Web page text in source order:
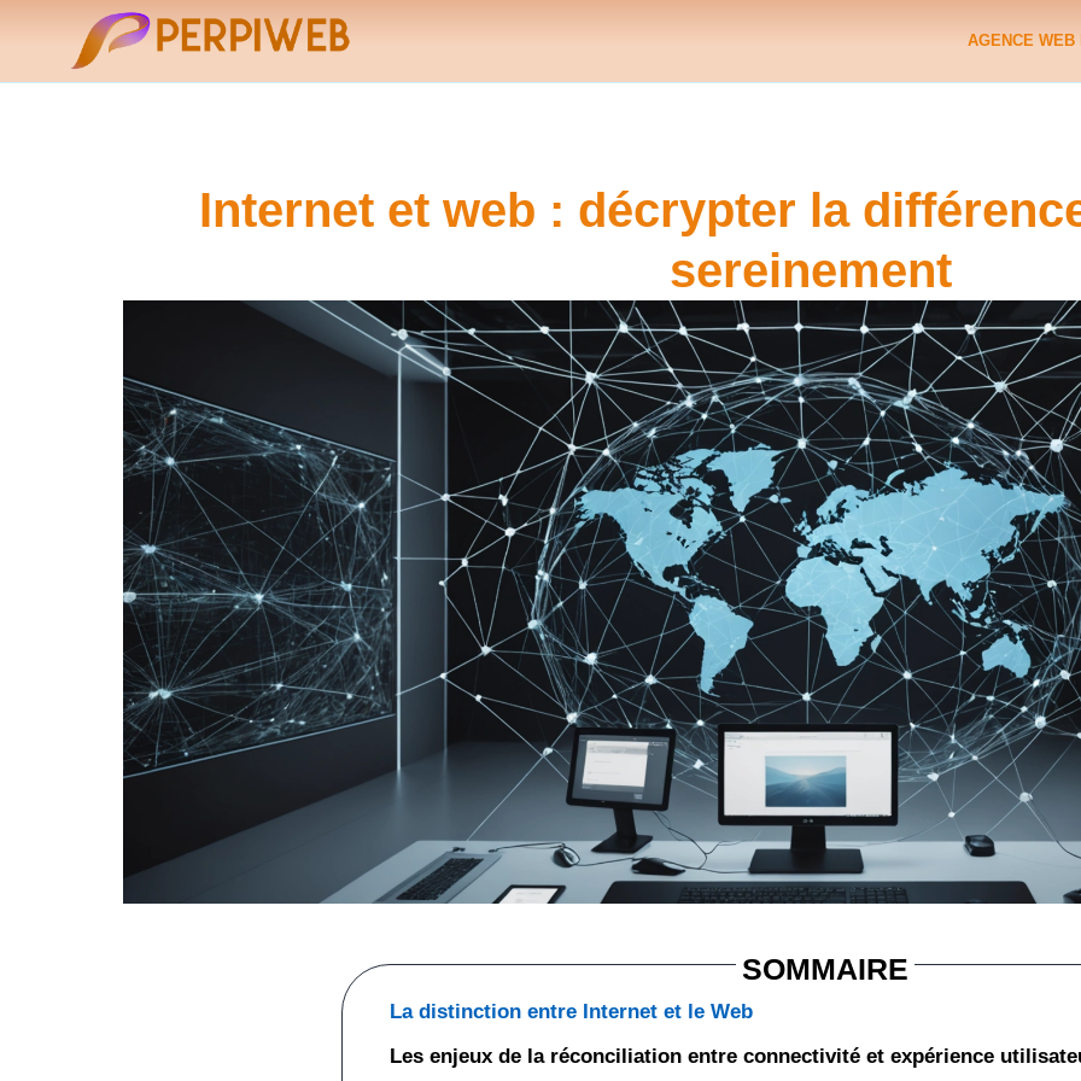
AGENCE WEB
Internet et web : décrypter la
sereinement
SOMMAIRE
La distinction entre Internet et le Web
Les enjeux de la réconciliation entre connectivité et expérience